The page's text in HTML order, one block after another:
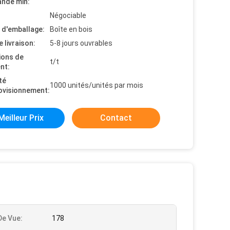
Négociable
Boîte en bois
livraison:
5-8 jours ouvrables
de
t/t
1000 unités/unités par mois
Prix Contact
Vue: 178